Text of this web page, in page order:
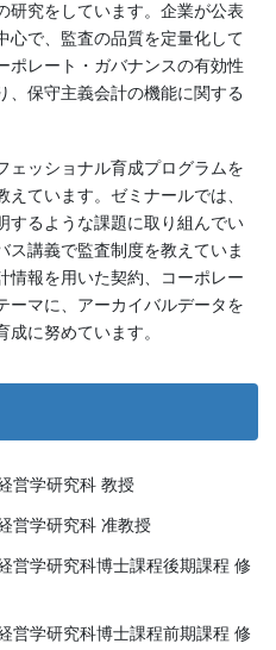
研究をしています。企業が公表
心で、監査の品質を定量化して
ポレート・ガバナンスの有効性
、保守主義会計の機能に関する
ェッショナル育成プログラムを
ています。ゼミナールでは、
するような課題に取り組んでい
ス講義で監査制度を教えていま
情報を用いた契約、コーポレー
ーマに、アーカイバルデータを
に努めています。
営学研究科 教授
営学研究科 准教授
学研究科博士課程後期課程 修
学研究科博士課程前期課程 修